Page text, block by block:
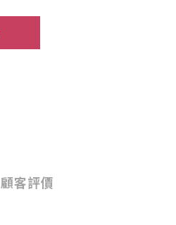
顧客評價